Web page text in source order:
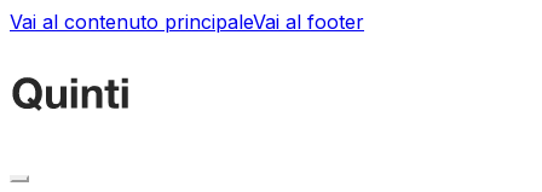
Vai al contenuto principaleVai al footer